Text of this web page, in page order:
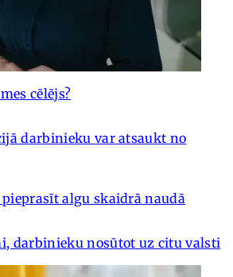
cēlējs?
darbinieku var atsaukt no
algu skaidrā naudā
darbinieku nosūtot uz citu valsti